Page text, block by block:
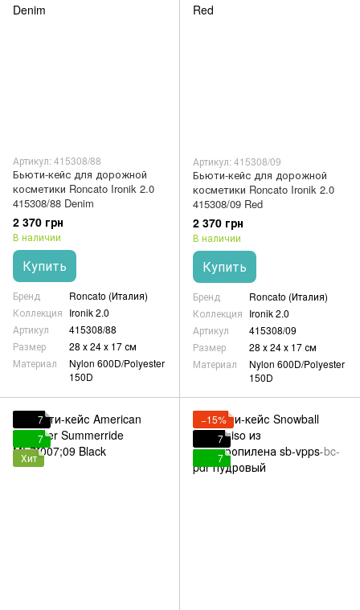
Артикул: 415308/88
Бьюти-кейс для дорожной
косметики Roncato Ironik 2.0
415308/88 Denim
2 370 грн
В наличии
Купить
Бренд
Roncato (Италия)
Коллекция Ironik 2.0
Артикул
415308/88
Размер
28 х 24 х 17 см
Материал
Nylon 600D/Polyester
150D
Артикул: 415308/09
Бьюти-кейс для дорожной
косметики Roncato Ironik 2.0
415308/09 Red
2 370 грн
В наличии
Купить
Бренд
Roncato (Италия)
Коллекция Ironik 2.0
Артикул
415308/09
Размер
28 х 24 х 17 см
Материал
Nylon 600D/Polyester
150D
7
7
Хит
−15%
7
7